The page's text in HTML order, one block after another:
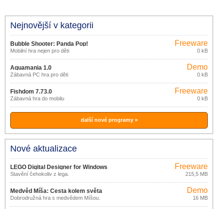
Nejnovější v kategorii
Bubble Shooter: Panda Pop!
13.1.101
Mobilní hra nejen pro děti
Freeware
0 kB
Aquamania 1.0
Zábavná PC hra pro děti
Demo
0 kB
Fishdom 7.73.0
Zábavná hra do mobilu
Freeware
0 kB
další nové programy »
Nové aktualizace
LEGO Digital Designer for Windows
4.3.8.0
Stavění čehokoliv z lega.
Freeware
215,5 MB
Medvěd Míša: Cesta kolem světa
Dobrodružná hra s medvědem Míšou.
Demo
16 MB